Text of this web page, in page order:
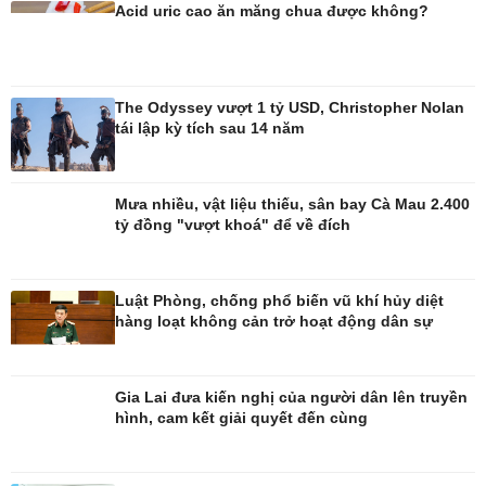
Tư vấn
Săn Tour
Acid uric cao ăn măng chua được không?
The Odyssey vượt 1 tỷ USD, Christopher Nolan
tái lập kỳ tích sau 14 năm
Mưa nhiều, vật liệu thiếu, sân bay Cà Mau 2.400
tỷ đồng "vượt khoá" để về đích
Luật Phòng, chống phổ biến vũ khí hủy diệt
hàng loạt không cản trở hoạt động dân sự
Gia Lai đưa kiến nghị của người dân lên truyền
hình, cam kết giải quyết đến cùng